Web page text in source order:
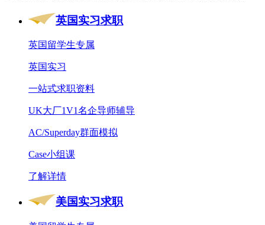
英国实习求职
英国留学生专属
英国实习
一站式求职资料
UK大厂1V1名企导师辅导
AC/Superday群面模拟
Case小组课
了解详情
美国实习求职